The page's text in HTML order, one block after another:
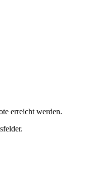
erreicht werden.